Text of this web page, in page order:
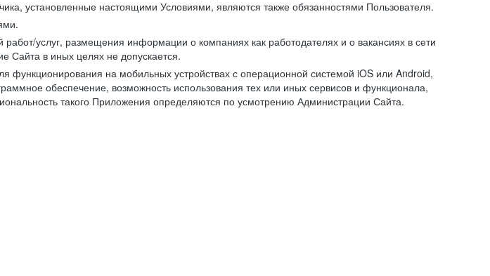
установленные настоящими Условиями, являются также обязанностями Пользователя.
услуг, размещения информации о компаниях как работодателях и о вакансиях в сети
Сайта в иных целях не допускается.
на мобильных устройствах с операционной системой iOS или Android,
обеспечение, возможность использования тех или иных сервисов и функционала,
такого Приложения определяются по усмотрению Администрации Сайта.